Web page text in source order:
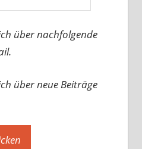
über nachfolgende
über neue Beiträge